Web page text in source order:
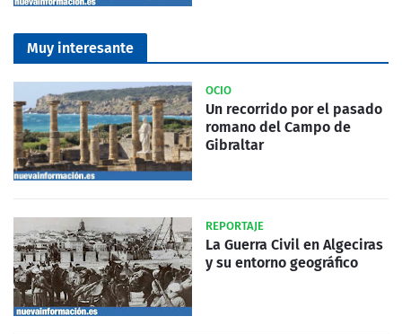
Muy interesante
OCIO
Un recorrido por el pasado
romano del Campo de
Gibraltar
REPORTAJE
La Guerra Civil en Algeciras
y su entorno geográfico